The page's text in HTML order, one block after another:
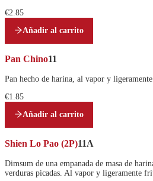
€2.85
Añadir al carrito
Pan Chino11
Pan hecho de harina, al vapor y
€1.85
Añadir al carrito
Shien Lo Pao (2P)11A
Dimsum de una empanada de masa de
verduras picadas. Al vapor y ligeramente